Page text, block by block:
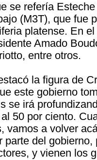
se refería
(M3T), que fue
platense. En
Amado
entre otros.
la figura de
este gobierno
se irá
50 por ciento.
vamos a volver
parte del gobierno,
y vienen los